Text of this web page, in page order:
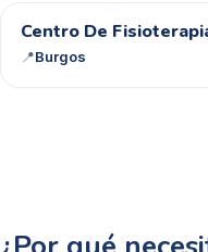
CD
Centro De
📍Burgos